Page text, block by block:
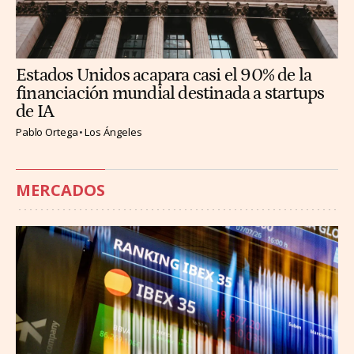
Estados Unidos acapara casi el 90% de la
financiación mundial destinada a startups
de IA
Pablo Ortega Los Ángeles
MERCADOS